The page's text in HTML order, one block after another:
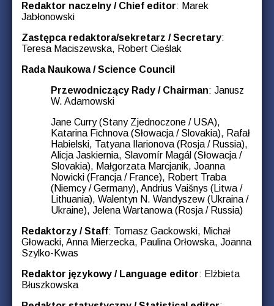
Redaktor naczelny / Chief editor: Marek
Jabłonowski
Zastępca redaktora/sekretarz / Secretary:
Teresa Maciszewska, Robert Cieślak
Rada Naukowa / Science Council
Przewodniczący Rady / Chairman: Janusz
W. Adamowski
Jane Curry (Stany Zjednoczone / USA),
Katarina Fichnova (Słowacja / Slovakia), Rafał
Habielski, Tatyana Ilarionova (Rosja / Russia),
Alicja Jaskiernia, Slavomír Magál (Słowacja /
Slovakia), Małgorzata Marcjanik, Joanna
Nowicki (Francja / France), Robert Traba
(Niemcy / Germany), Andrius Vaišnys (Litwa /
Lithuania), Walentyn N. Wandyszew (Ukraina /
Ukraine), Jelena Wartanowa (Rosja / Russia)
Redaktorzy / Staff: Tomasz Gackowski, Michał
Głowacki, Anna Mierzecka, Paulina Orłowska, Joanna
Szylko-Kwas
Redaktor językowy / Language editor: Elżbieta
Błuszkowska